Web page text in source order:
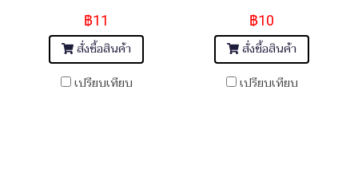
฿11
สั่งซื้อสินค้า
เปรียบเทียบ
฿10
สั่งซื้อสินค้า
เปรียบเทียบ